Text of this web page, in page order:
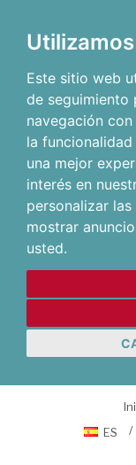
Este sitio web
de seguimiento
navegación
la
una mejor
interés en
personalizar
mostrar
usted.
ES